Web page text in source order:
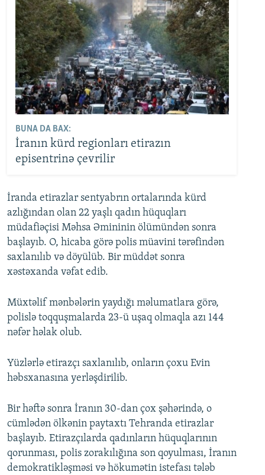
BUNA DA BAX:
İranın kürd regionları etirazın
episentrinə çevrilir
İranda etirazlar sentyabrın ortalarında kürd
azlığından olan 22 yaşlı qadın hüquqları
müdafiəçisi Məhsa Əmininin ölümündən sonra
başlayıb. O, hicaba görə polis müavini tərəfindən
saxlanılıb və döyülüb. Bir müddət sonra
xəstəxanda vəfat edib.
Müxtəlif mənbələrin yaydığı məlumatlara görə,
polislə toqquşmalarda 23-ü uşaq olmaqla azı 144
nəfər həlak olub.
Yüzlərlə etirazçı saxlanılıb, onların çoxu Evin
həbsxanasına yerləşdirilib.
Bir həftə sonra İranın 30-dan çox şəhərində, o
cümlədən ölkənin paytaxtı Tehranda etirazlar
başlayıb. Etirazçılarda qadınların hüquqlarının
qorunması, polis zorakılığına son qoyulması, İranın
demokratikləşməsi və hökumətin istefası tələb